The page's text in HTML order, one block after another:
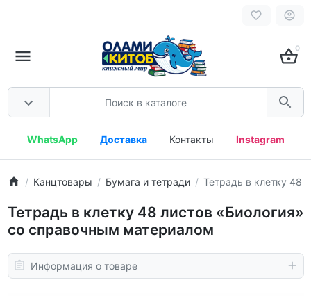
0
WhatsApp Доставка Контакты Instagram
Канцтовары Бумага и тетради Тетрадь в клетку 48
Тетрадь в клетку 48 листов «Биология»
со справочным материалом
Информация о товаре